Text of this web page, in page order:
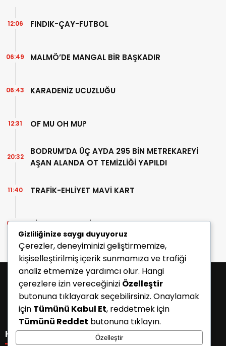
FINDIK-ÇAY-FUTBOL
12:06
MALMÖ’DE MANGAL BİR BAŞKADIR
06:49
KARADENİZ UCUZLUĞU
06:43
OF MU OH MU?
12:31
BODRUM’DA ÜÇ AYDA 295 BİN METREKAREYİ
AŞAN ALANDA OT TEMİZLİĞİ YAPILDI
20:32
TRAFİK-EHLİYET MAVİ KART
11:40
BİR AHMET TELLİ YAZISI
07:30
KATEGORİLER
Gizliliğinize saygı duyuyoruz
Çerezler, deneyiminizi geliştirmemize,
kişiselleştirilmiş içerik sunmamıza ve trafiği
analiz etmemize yardımcı olur. Hangi
çerezlere izin vereceğinizi Özelleştir
butonuna tıklayarak seçebilirsiniz. Onaylamak
için Tümünü Kabul Et, reddetmek için
Tümünü Reddet butonuna tıklayın.
Özelleştir